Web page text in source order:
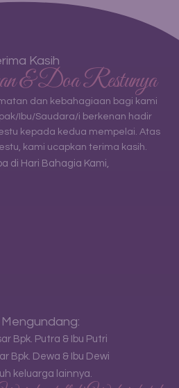
Kasih
& Doa Restunya
dan kebahagiaan bagi kami
Ibu/Saudara/i berkenan hadir
kepada kedua mempelai. Atas
kami ucapkan terima kasih.
di Hari Bahagia Kami,
Bpk. Putra & Ibu Putri
Bpk. Dewa & Ibu Dewi
keluarga lainnya.